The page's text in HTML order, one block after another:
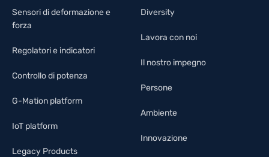
Sensori di deformazione e
forza
Regolatori e indicatori
Controllo di potenza
G-Mation platform
IoT platform
Legacy Products
Diversity
Lavora con noi
Il nostro impegno
Persone
Ambiente
Innovazione